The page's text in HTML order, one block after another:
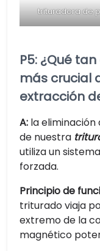
trituradora de
P5: ¿Qué
más crucial
extracción
A: la
de nuestra
utiliza un
forzada.
Principio de
triturado viaja
extremo de la
magnético